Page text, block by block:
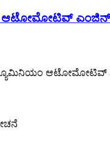
ಎಂಜಿನ್